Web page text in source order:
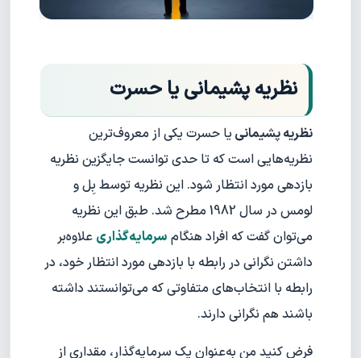
نظریه پشیمانی یا حسرت
نظریه پشیمانی یا حسرت یکی از معروف‌ترین
نظریه‌هایی است که تا حدی توانست جایگزین نظریه
بازدهی مورد انتظار شود. این نظریه توسط بِل و
لومس در سال 1982 مطرح شد. طبق این نظریه
می‌توان گفت که افراد هنگام سرمایه‌گذاری علاوه‌بر
داشتن نگرانی در رابطه با بازدهی مورد انتظار خود، در
رابطه با انتخاب‌های متفاوتی که می‌توانستند داشته
باشند هم نگرانی دارند.
فرض کنید من به‌عنوان یک سرمایه‌گذار، مقداری از